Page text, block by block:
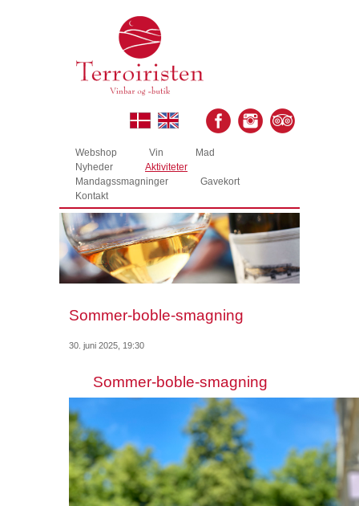
Webshop Vin
Mad
Nyheder
Aktiviteter
Mandagssmagninger
Gavekort
Kontakt
Sommer-boble-smagning
30. juni 2025, 19:30
Sommer-boble-smagning